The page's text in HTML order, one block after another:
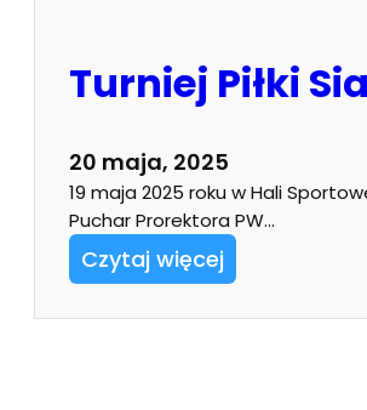
Turniej Piłki
20 maja, 2025
19 maja 2025 roku w Hali
Puchar Prorektora PW…
Czytaj więcej